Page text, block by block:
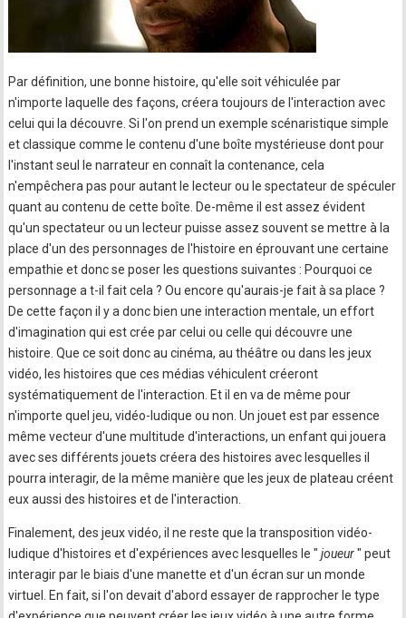
Par définition, une bonne histoire, qu'elle soit véhiculée par
n'importe laquelle des façons, créera toujours de l'interaction avec
celui qui la découvre. Si l'on prend un exemple scénaristique simple
et classique comme le contenu d'une boîte mystérieuse dont pour
l'instant seul le narrateur en connaît la contenance, cela
n'empêchera pas pour autant le lecteur ou le spectateur de spéculer
quant au contenu de cette boîte. De-même il est assez évident
qu'un spectateur ou un lecteur puisse assez souvent se mettre à la
place d'un des personnages de l'histoire en éprouvant une certaine
empathie et donc se poser les questions suivantes : Pourquoi ce
personnage a t-il fait cela ? Ou encore qu'aurais-je fait à sa place ?
De cette façon il y a donc bien une interaction mentale, un effort
d'imagination qui est crée par celui ou celle qui découvre une
histoire. Que ce soit donc au cinéma, au théâtre ou dans les jeux
vidéo, les histoires que ces médias véhiculent créeront
systématiquement de l'interaction. Et il en va de même pour
n'importe quel jeu, vidéo-ludique ou non. Un jouet est par essence
même vecteur d'une multitude d'interactions, un enfant qui jouera
avec ses différents jouets créera des histoires avec lesquelles il
pourra interagir, de la même manière que les jeux de plateau créent
eux aussi des histoires et de l'interaction.
Finalement, des jeux vidéo, il ne reste que la transposition vidéo-
ludique d'histoires et d'expériences avec lesquelles le " joueur" peut
interagir par le biais d'une manette et d'un écran sur un monde
virtuel. En fait, si l'on devait d'abord essayer de rapprocher le type